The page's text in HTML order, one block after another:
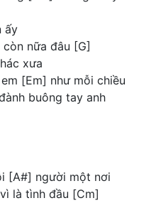
ấy
nữa đâu [G]
xưa
[Em] như mỗi chiều
buông tay anh
[A#] người một nơi
là tình đầu [Cm]